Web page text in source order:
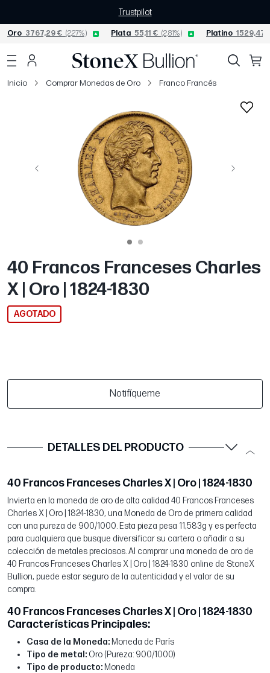
Trustpilot
Oro 3767,29 € (2,27%) Plata 55,11 € (2,81%) Platino 1529,47
Inicio Comprar Monedas de Oro Franco Francés
Página anterior Siguiente
40 Francos Franceses Charles
X | Oro | 1824-1830
AGOTADO
Notifíqueme
DETALLES DEL PRODUCTO
40 Francos Franceses Charles X | Oro | 1824-1830
Invierta en la moneda de oro de alta calidad 40 Francos Franceses
Charles X | Oro | 1824-1830, una Moneda de Oro de primera calidad
con una pureza de 900/1000. Esta pieza pesa 11,583g y es perfecta
para cualquiera que busque diversificar su cartera o añadir a su
colección de metales preciosos. Al comprar una moneda de oro de
40 Francos Franceses Charles X | Oro | 1824-1830 online de StoneX
Bullion, puede estar seguro de la autenticidad y el valor de su
compra.
40 Francos Franceses Charles X | Oro | 1824-1830
Características Principales:
Casa de la Moneda: Moneda de París
Tipo de metal: Oro (Pureza: 900/1000)
Tipo de producto: Moneda